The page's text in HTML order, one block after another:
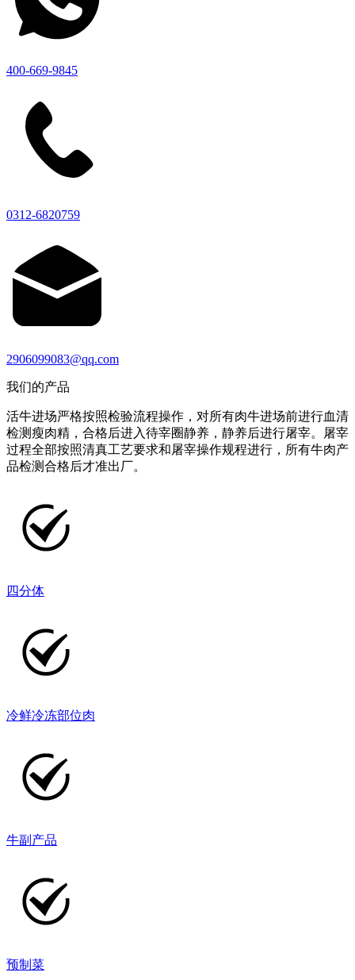
400-669-9845
0312-6820759
2906099083@qq.com
我们的产品
活牛进场严格按照检验流程操作，对所有肉牛进场前进行血清
检测瘦肉精，合格后进入待宰圈静养，静养后进行屠宰。屠宰
过程全部按照清真工艺要求和屠宰操作规程进行，所有牛肉产
品检测合格后才准出厂。
四分体
冷鲜冷冻部位肉
牛副产品
预制菜